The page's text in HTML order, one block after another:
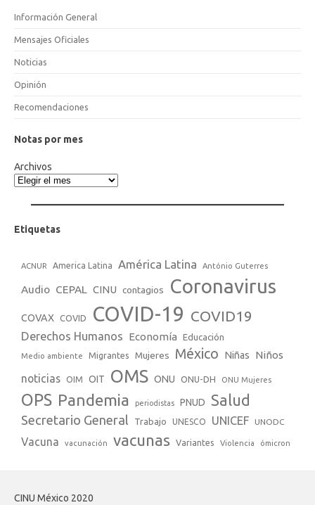
Información General
Mensajes Oficiales
Noticias
Opinión
Recomendaciones
Notas por mes
Archivos
Etiquetas
ACNUR America Latina América Latina António Guterres
Audio CEPAL CINU contagios Coronavirus
COVAX COVID COVID-19 COVID19
Derechos Humanos Economía Educación
Medio ambiente Migrantes Mujeres México Niñas Niños
noticias OIM OIT OMS ONU ONU-DH ONU Mujeres
OPS Pandemia periodistas PNUD Salud
Secretario General Trabajo UNESCO UNICEF UNODC
Vacuna vacunación vacunas Variantes Violencia ómicron
CINU México 2020